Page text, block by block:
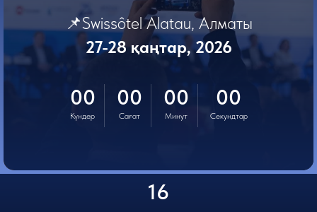
📌Swissôtel Alatau, Алматы
27-28 қаңтар, 2026
00
Күндер
00
Сағат
00
Минут
00
Секундтар
16